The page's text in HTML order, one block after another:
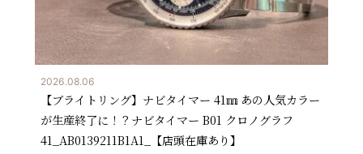
2026.08.06
【ブライトリング】ナビタイマー 41㎜ あの人気カラー
が生産終了に！？ナビタイマー B01 クロノグラフ
41_AB0139211B1A1_【店頭在庫あり】